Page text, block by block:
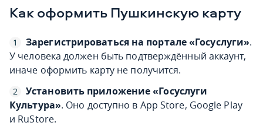
Как оформить Пушкинскую карту
Зарегистрироваться на портале «Госуслуги».
У человека должен быть подтверждённый аккаунт,
иначе оформить карту не получится.
Установить приложение «Госуслуги
Культура». Оно доступно в App Store, Google Play
и RuStore.